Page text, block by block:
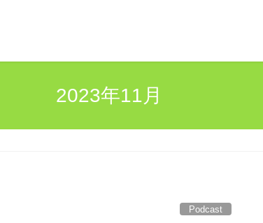
2023年11月
Podcast